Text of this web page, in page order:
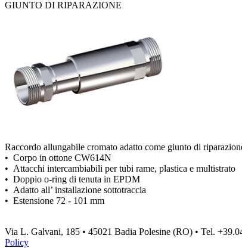
GIUNTO DI RIPARAZIONE
Raccordo allungabile cromato adatto come giunto di
• Corpo in ottone CW614N
• Attacchi intercambiabili per tubi rame, plastica e multistrato
• Doppio o-ring di tenuta in EPDM
• Adatto all’ installazione sottotraccia
• Estensione 72 - 101 mm
Via L. Galvani, 185 • 45021 Badia Polesine (RO) • Tel.
Policy